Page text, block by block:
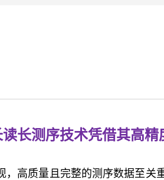
长测序技术凭借其高
，高质量且完整的测序数据至关